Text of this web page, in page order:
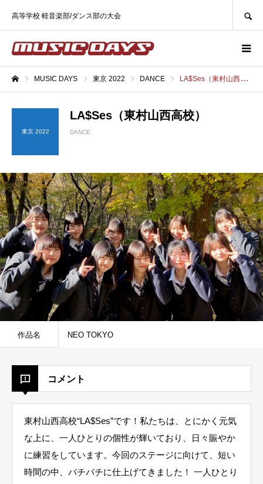
高等学校 軽音楽部/ダンス部の大会
MUSIC DAYS 東京 2022 DANCE LA$Ses（東村山西高校）
東京 2022
LA$Ses（東村山西高校）
DANCE
作品名 NEO TOKYO
コメント
東村山西高校“LA$Ses”です！私たちは、とにかく元気
な上に、一人ひとりの個性が輝いており、日々賑やか
に練習をしています。今回のステージに向けて、短い
時間の中、バチバチに仕上げてきました！ 一人ひとり